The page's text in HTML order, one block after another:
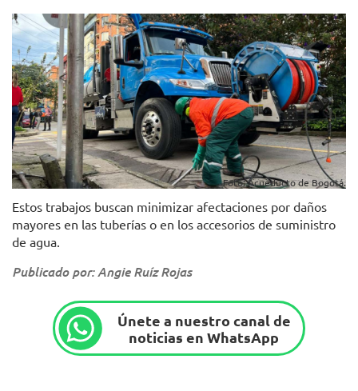
Foto: Acueducto de Bogotá.
Estos trabajos buscan minimizar afectaciones por daños
mayores en las tuberías o en los accesorios de suministro
de agua.
Publicado por: Angie Ruíz Rojas
Únete a nuestro canal de
noticias en WhatsApp